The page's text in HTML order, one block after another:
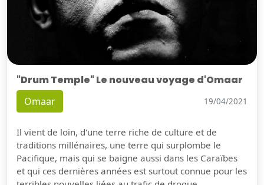
"Drum Temple" Le nouveau voyage d'Omaar
Omaar 19/04/2021
Il vient de loin, d'une terre riche de culture et de
traditions millénaires, une terre qui surplombe le
Pacifique, mais qui se baigne aussi dans les Caraïbes
et qui ces dernières années est surtout connue pour les